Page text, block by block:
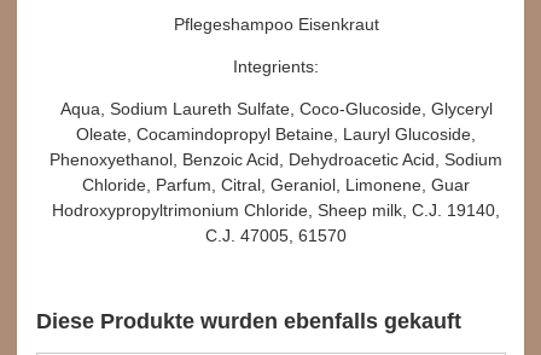
Pflegeshampoo Eisenkraut
Integrients:
Aqua, Sodium Laureth Sulfate, Coco-Glucoside, Glyceryl
Oleate, Cocamindopropyl Betaine, Lauryl Glucoside,
Phenoxyethanol, Benzoic Acid, Dehydroacetic Acid, Sodium
Chloride, Parfum, Citral, Geraniol, Limonene, Guar
Hodroxypropyltrimonium Chloride, Sheep milk, C.J. 19140,
C.J. 47005, 61570
Diese Produkte wurden ebenfalls gekauft